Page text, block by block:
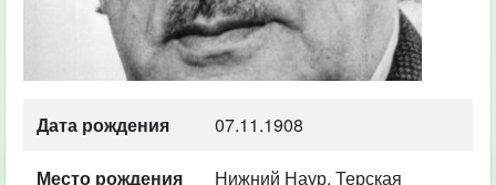
Дата рождения 07.11.1908
Место рождения
Нижний Наур, Терская